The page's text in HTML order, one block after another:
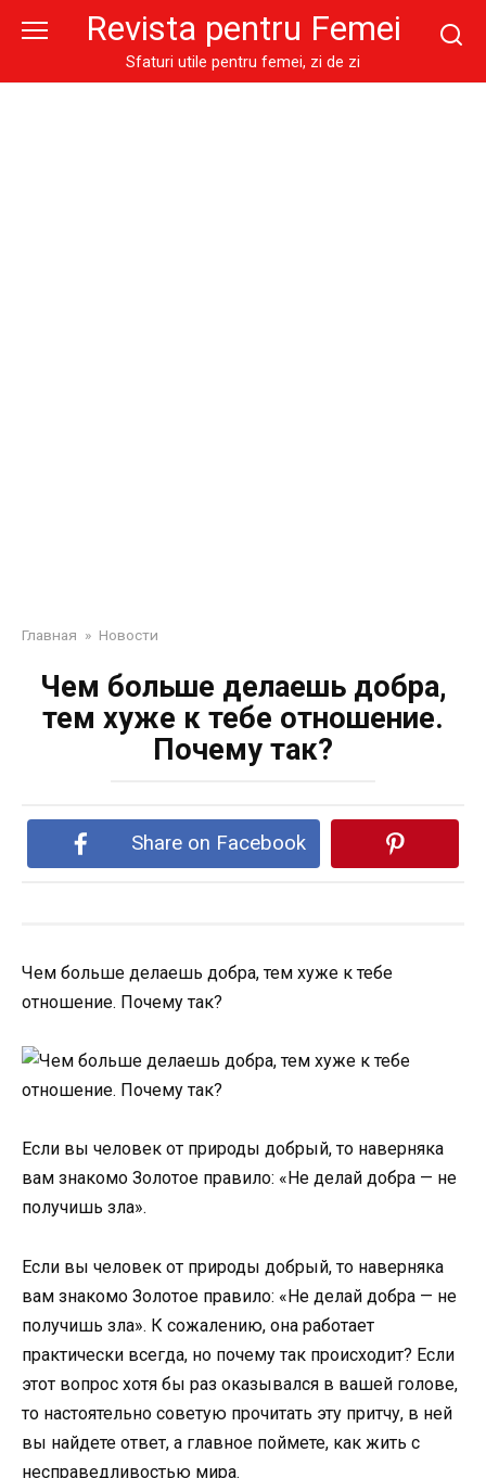
Revista pentru Femei
Sfaturi utile pentru femei, zi de zi
Главная » Новости
Чем больше делаешь добра,
тем хуже к тебе отношение.
Почему так?
Share on Facebook
Чем больше делаешь добра, тем хуже к тебе
отношение. Почему так?
Если вы человек от природы добрый, то наверняка
вам знакомо Золотое правило: «Не делай добра — не
получишь зла».
Если вы человек от природы добрый, то наверняка
вам знакомо Золотое правило: «Не делай добра — не
получишь зла». К сожалению, она работает
практически всегда, но почему так происходит? Если
этот вопрос хотя бы раз оказывался в вашей голове,
то настоятельно советую прочитать эту притчу, в ней
вы найдете ответ, а главное поймете, как жить с
несправедливостью мира.